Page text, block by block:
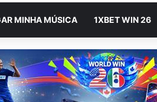
MINHA MÚSICA 1XBET WIN 26